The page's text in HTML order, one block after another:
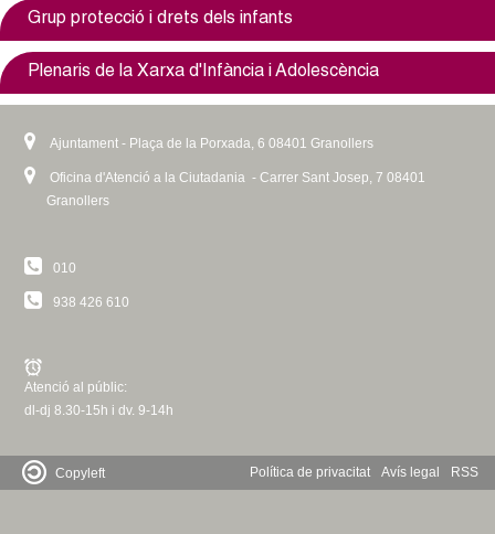
)
Grup protecció i drets dels infants
Plenaris de la Xarxa d'Infància i Adolescència
Ajuntament - Plaça de la Porxada, 6 08401 Granollers
Oficina d'Atenció a la Ciutadania - Carrer Sant Josep, 7 08401
Granollers
010
938 426 610
Atenció al públic:
dl-dj 8.30-15h i dv. 9-14h
Política de privacitat Avís legal RSS
Copyleft